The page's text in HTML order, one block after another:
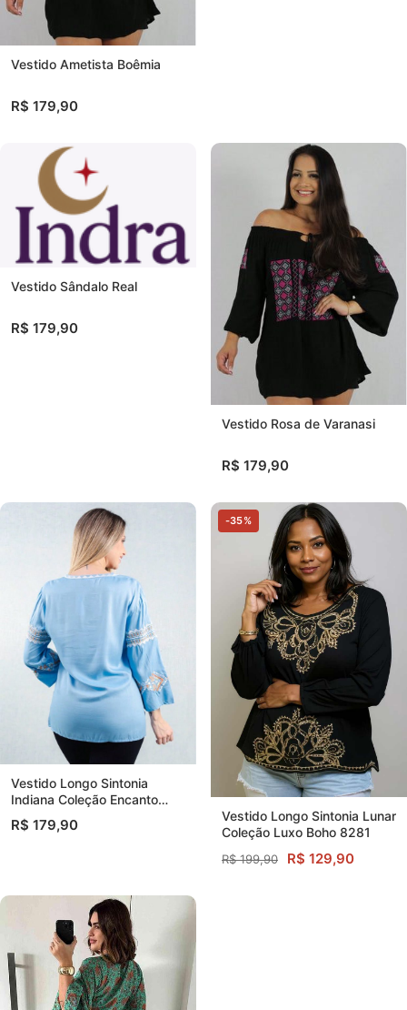
Vestido Ametista Boêmia
R$ 179,90
Vestido Sândalo Real
R$ 179,90
Vestido Rosa de Varanasi
R$ 179,90
Vestido Longo Sintonia
Indiana Coleção Encanto
Boho
R$ 179,90
-35%
Vestido Longo Sintonia Lunar
Coleção Luxo Boho 8281
R$ 199,90 R$ 129,90